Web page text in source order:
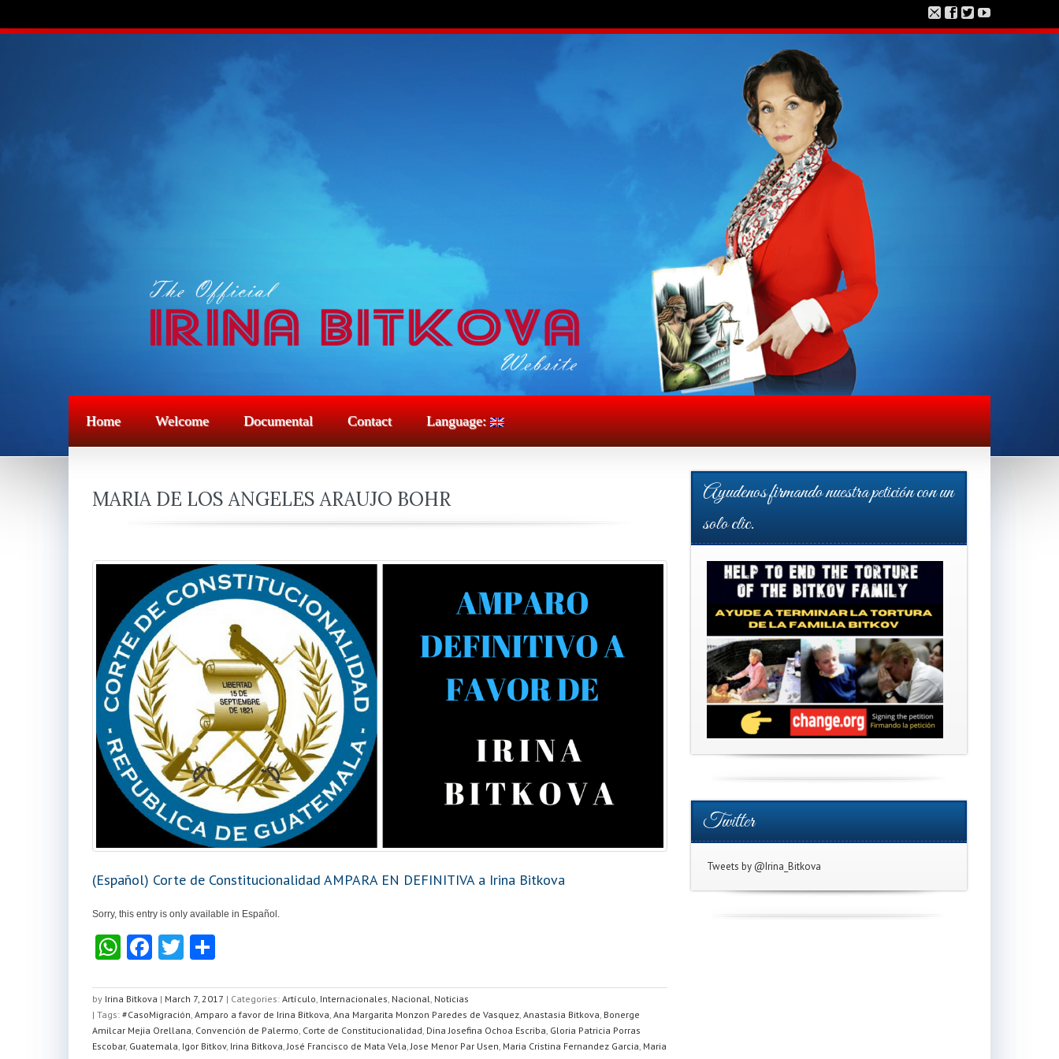
Home Welcome Documental Contact Language:
MARIA DE LOS ANGELES ARAUJO BOHR
(Español) Corte de Constitucionalidad AMPARA EN DEFINITIVA a Irina Bitkova
Sorry, this entry is only available in Español.
W
at
s
A
F
c
e
b
T
tt
er
ar
e
by Irina Bitkova | March 7, 2017 | Categories: Artículo Internacionales Nacional Noticias
| Tags: #CasoMigración Amparo a favor de Irina Bitkova Ana Margarita Monzon Paredes de Vasquez Anastasia Bitkova Bonerge
Amilcar Mejia Orellana Convención de Palermo Corte de Constitucionalidad Dina Josefina Ochoa Escriba Gloria Patricia Porras
Escobar, Guatemala Igor Bitkov, Irina Bitkova José Francisco de Mata Vela Jose Menor Par Usen Maria Cristina Fernandez Garcia Maria
Ayudenos firmando nuestra petición con un
solo clic.
Twitter
Tweets by @Irina_Bitkova